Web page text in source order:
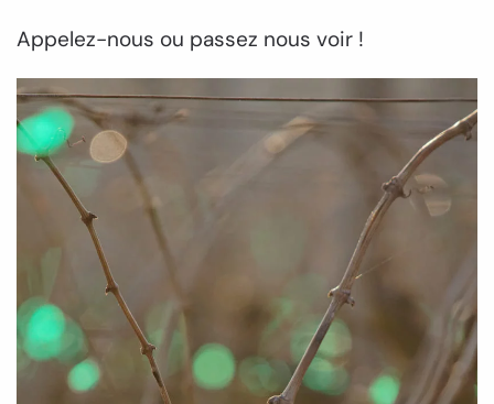
Appelez-nous ou passez nous voir !